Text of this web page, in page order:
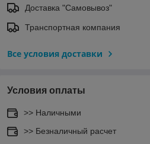
Доставка "Самовывоз"
Транспортная компания
Все условия доставки
Условия оплаты
>> Наличными
>> Безналичный расчет